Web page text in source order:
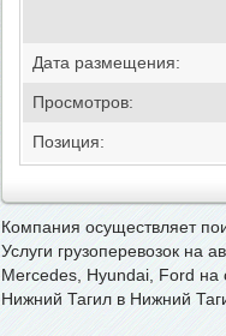
Дата размещения:
Просмотров:
Позиция:
Компания осуществляет
Услуги грузоперевозок на
Mercedes, Hyundai, Ford на
Нижний Тагил в Нижний